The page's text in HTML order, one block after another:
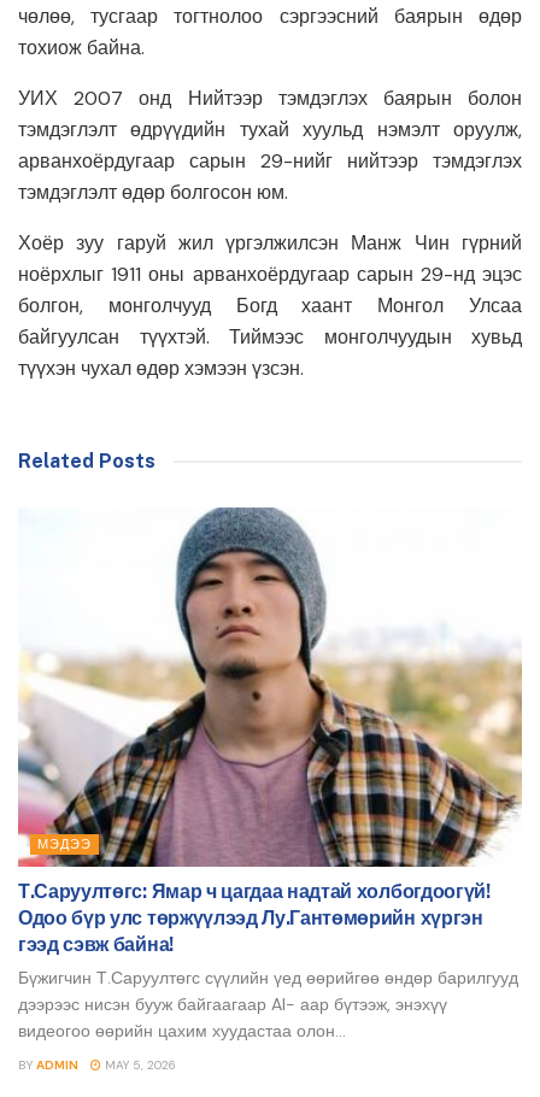
чөлөө, тусгаар тогтнолоо сэргээсний баярын өдөр
тохиож байна.
УИХ 2007 онд Нийтээр тэмдэглэх баярын болон
тэмдэглэлт өдрүүдийн тухай хуульд нэмэлт оруулж,
арванхоёрдугаар сарын 29-нийг нийтээр тэмдэглэх
тэмдэглэлт өдөр болгосон юм.
Хоёр зуу гаруй жил үргэлжилсэн Манж Чин гүрний
ноёрхлыг 1911 оны арванхоёрдугаар сарын 29-нд эцэс
болгон, монголчууд Богд хаант Монгол Улсаа
байгуулсан түүхтэй. Тиймээс монголчуудын хувьд
түүхэн чухал өдөр хэмээн үзсэн.
Related Posts
МЭДЭЭ
Т.Саруултөгс: Ямар ч цагдаа надтай холбогдоогүй!
Одоо бүр улс төржүүлээд Лу.Гантөмөрийн хүргэн
гээд сэвж байна!
Бүжигчин Т.Саруултөгс сүүлийн үед өөрийгөө өндөр барилгууд
дээрээс нисэн бууж байгаагаар AI- аар бүтээж, энэхүү
видеогоо өөрийн цахим хуудастаа олон...
BY ADMIN MAY 5, 2026